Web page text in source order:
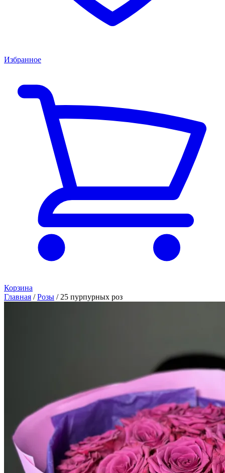
Избранное
Корзина
Главная / Розы / 25 пурпурных роз